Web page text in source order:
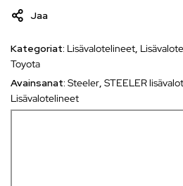
Jaa
Kategoriat: Lisävalotelineet,
Toyota
Avainsanat: Steeler, STEELER
Lisävalotelineet